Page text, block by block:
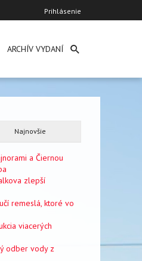
User
account
Prihlásenie
ARCHÍV VYDANÍ
Najnovšie
a Čiernou
zlepší
remeslá, ktoré vo
viacerých
odber vody z